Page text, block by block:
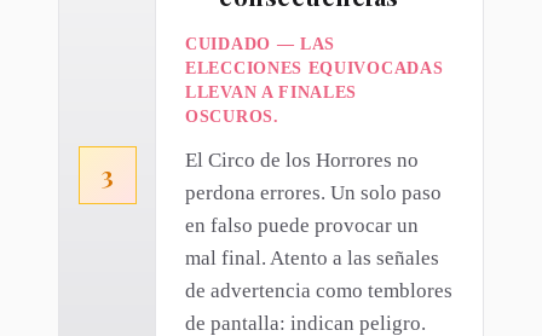
3
CUIDADO — LAS
ELECCIONES EQUIVOCADAS
LLEVAN A FINALES
OSCUROS.
El Circo de los Horrores no
perdona errores. Un solo paso
en falso puede provocar un
mal final. Atento a las señales
de advertencia como temblores
de pantalla: indican peligro.